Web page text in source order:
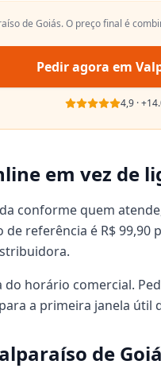
de Goiás. O preço final é
Pedir agora em
4,9 ·
em vez de
conforme quem
de referência é R$
horário comercial.
a primeira janela útil
de